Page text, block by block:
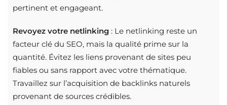
pertinent et engageant.
Revoyez votre netlinking : Le netlinking reste un
facteur clé du SEO, mais la qualité prime sur la
quantité. Évitez les liens provenant de sites peu
fiables ou sans rapport avec votre thématique.
Travaillez sur l’acquisition de backlinks naturels
provenant de sources crédibles.